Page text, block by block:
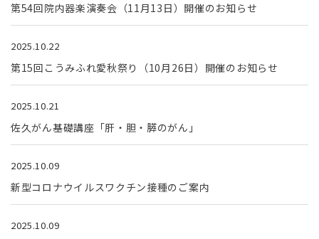
第54回院内器楽演奏会（11月13日）開催のお知らせ
2025.10.22
第15回こうみふれ愛秋祭り（10月26日）開催のお知らせ
2025.10.21
佐久がん基礎講座「肝・胆・膵のがん」
2025.10.09
新型コロナウイルスワクチン接種のご案内
2025.10.09